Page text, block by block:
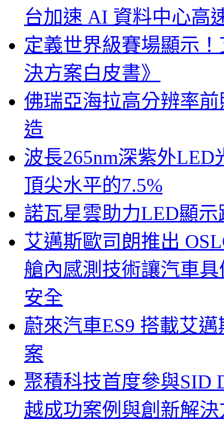
台加速 AI 資料中心高
定義世界級賽場顯示
決方案白皮書》
佛瑞亞海拉高分辨率
造
波長265nm深紫外
頂尖水平的7.5%
諾瓦星雲助力LED顯
艾邁斯歐司朗推出
艙內感測技術讓汽車
安全
蔚來汽車ES9 搭載艾
案
聚積科技首度參與SID
越成功案例與創新解決